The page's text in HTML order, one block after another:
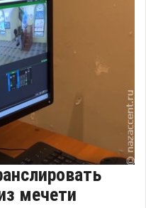
мечети